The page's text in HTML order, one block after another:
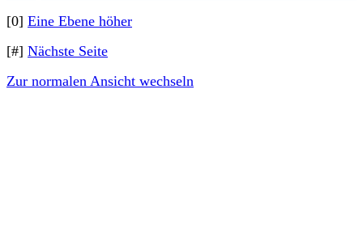
[0] Eine Ebene höher
[#] Nächste Seite
Zur normalen Ansicht wechseln